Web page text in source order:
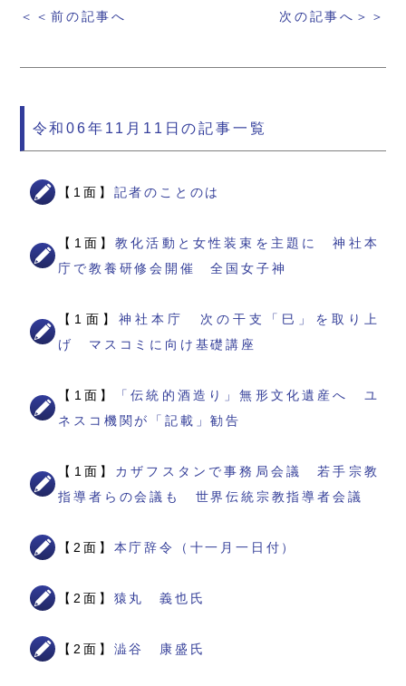
＜＜前の記事へ 次の記事へ＞＞
令和06年11月11日の記事一覧
【1面】 記者のことのは
【1面】教化活動と女性装束を主題に 神社本
庁で教養研修会開催 全国女子神
【1面】 神社本庁 次の干支「巳」を取り上
げ マスコミに向け基礎講座
【1面】
「伝統的酒造り」無形文化遺産へ ユ
ネスコ機関が「記載」勧告
【1面】 カザフスタンで事務局会議 若手宗教
指導者らの会議も 世界伝統宗教指導者会議
【2面】 本庁辞令（十一月一日付）
【2面】 猿丸 義也氏
【2面】 澁谷 康盛氏